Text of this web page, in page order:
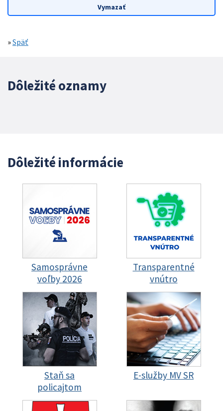
»Späť
Dôležité oznamy
Dôležité informácie
Samosprávne
voľby 2026
Transparentné
vnútro
Staň sa
policajtom
E-služby MV SR